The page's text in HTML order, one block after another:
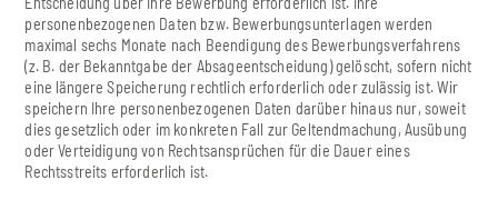
personenbezogenen Daten bzw. Bewerbungsunterlagen werden
maximal sechs Monate nach Beendigung des Bewerbungsverfahrens
(z. B. der Bekanntgabe der Absageentscheidung) gelöscht, sofern nicht
eine längere Speicherung rechtlich erforderlich oder zulässig ist. Wir
speichern Ihre personenbezogenen Daten darüber hinaus nur, soweit
dies gesetzlich oder im konkreten Fall zur Geltendmachung, Ausübung
oder Verteidigung von Rechtsansprüchen für die Dauer eines
Rechtsstreits erforderlich ist.